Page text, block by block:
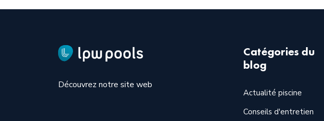
Découvrez notre site web
Catégories du
blog
Actualité piscine
Conseils d'entretien